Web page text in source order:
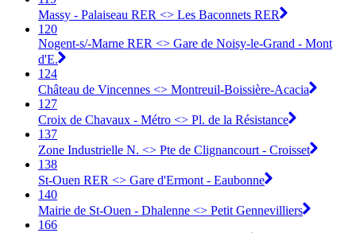
Massy - Palaiseau RER <> Les Baconnets RER
120
Nogent-s/-Marne RER <> Gare de Noisy-le-Grand - Mont
d'E.
124
Château de Vincennes <> Montreuil-Boissière-Acacia
127
Croix de Chavaux - Métro <> Pl. de la Résistance
137
Zone Industrielle N. <> Pte de Clignancourt - Croisset
138
St-Ouen RER <> Gare d'Ermont - Eaubonne
140
Mairie de St-Ouen - Dhalenne <> Petit Gennevilliers
166